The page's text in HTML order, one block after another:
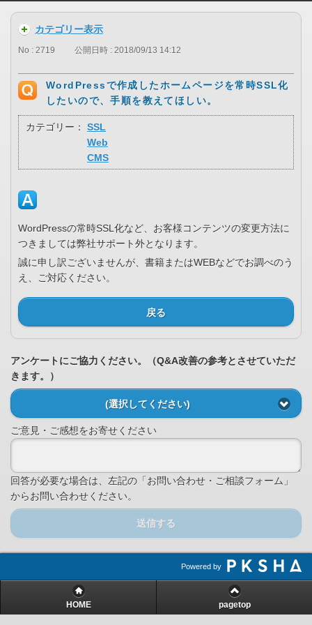
カテゴリー表示
No : 2719 公開日時 : 2018/09/13 14:12
WordPressで作成したホームページを常時SSL化
したいので、手順を教えてほしい。
カテゴリー：
SSL
Web
CMS
WordPressの常時SSL化など、お客様コンテンツの変更方法に
つきましては弊社サポート外となります。
誠に申し訳ございませんが、書籍またはWEBなどでお調べのう
え、ご対応ください。
戻る
アンケートにご協力ください。（Q&A改善の参考とさせていただ
きます。）
(選択してください)
ご意見・ご感想をお寄せください
回答が必要な場合は、左記の「お問い合わせ・ご相談フォーム」
からお問い合わせください。
送信する
Powered by
HOME pagetop